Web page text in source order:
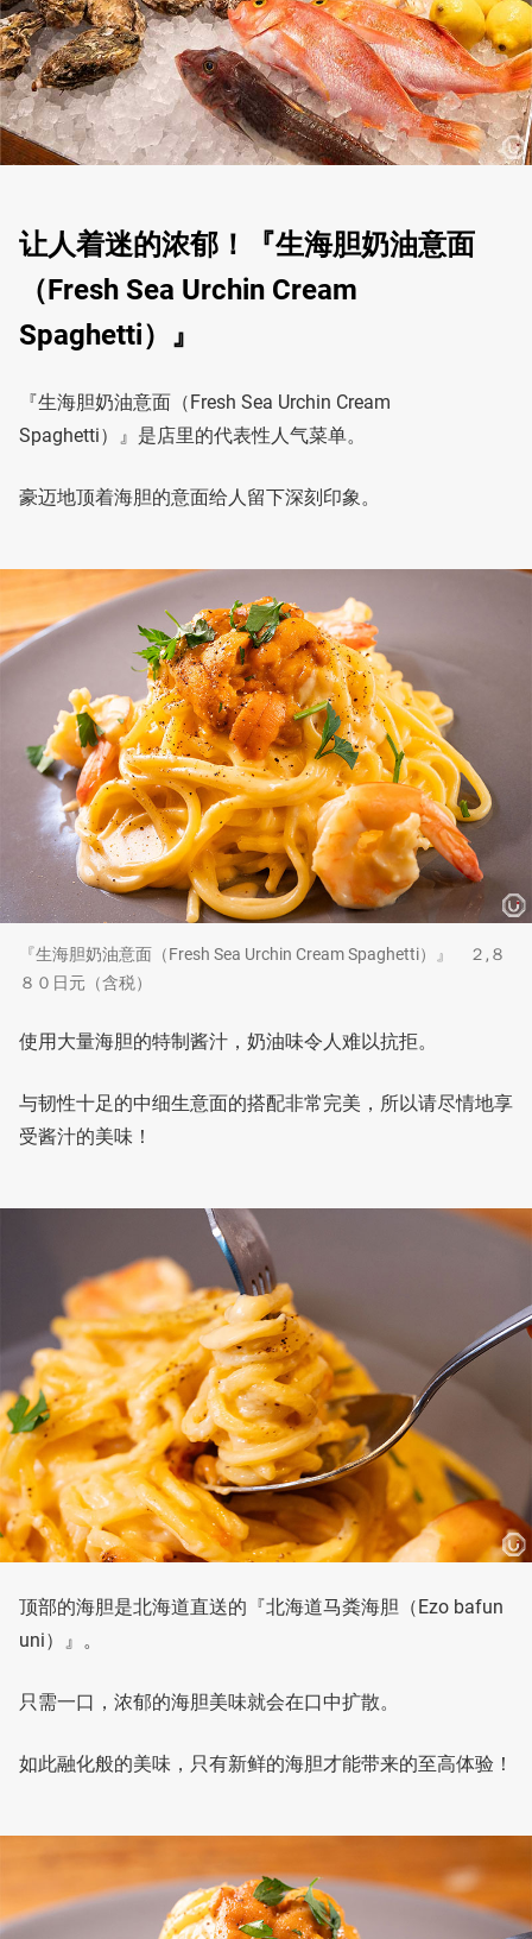
让人着迷的浓郁！『生海胆奶油意面
（Fresh Sea Urchin Cream
Spaghetti）』
『生海胆奶油意面（Fresh Sea Urchin Cream
Spaghetti）』是店里的代表性人气菜单。
豪迈地顶着海胆的意面给人留下深刻印象。
『生海胆奶油意面（Fresh Sea Urchin Cream Spaghetti）』 ２,８
８０日元（含税）
使用大量海胆的特制酱汁，奶油味令人难以抗拒。
与韧性十足的中细生意面的搭配非常完美，所以请尽情地享
受酱汁的美味！
顶部的海胆是北海道直送的『北海道马粪海胆（Ezo bafun
uni）』。
只需一口，浓郁的海胆美味就会在口中扩散。
如此融化般的美味，只有新鲜的海胆才能带来的至高体验！